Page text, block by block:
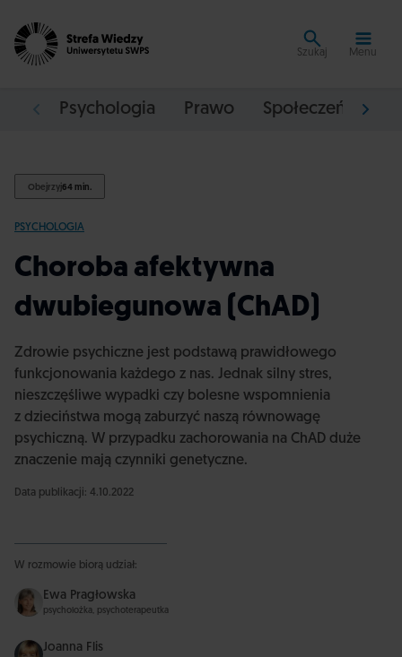
Szukaj Menu
Psychologia Prawo Społeczeństwo
Obejrzyj64 min.
PSYCHOLOGIA
Choroba afektywna
dwubiegunowa (ChAD)
Zdrowie psychiczne jest podstawą prawidłowego
funkcjonowania każdego z nas. Jednak silny stres,
nieszczęśliwe wypadki czy bolesne wspomnienia
z dzieciństwa mogą zaburzyć naszą równowagę
psychiczną. W przypadku zachorowania na ChAD duże
znaczenie mają czynniki genetyczne.
Data publikacji: 4.10.2022
W rozmowie biorą udział:
Ewa Pragłowska
psycholożka, psychoterapeutka
Joanna Flis